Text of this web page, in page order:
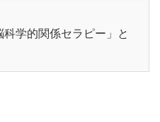
科学的関係セラピー」と